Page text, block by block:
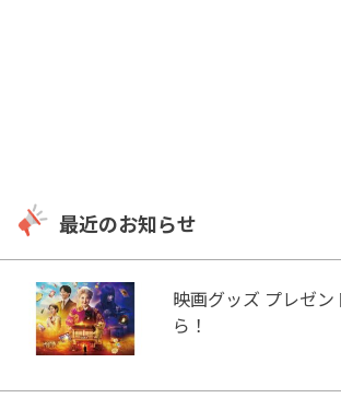
最近のお知らせ
映画グッズ プレゼン
ら！